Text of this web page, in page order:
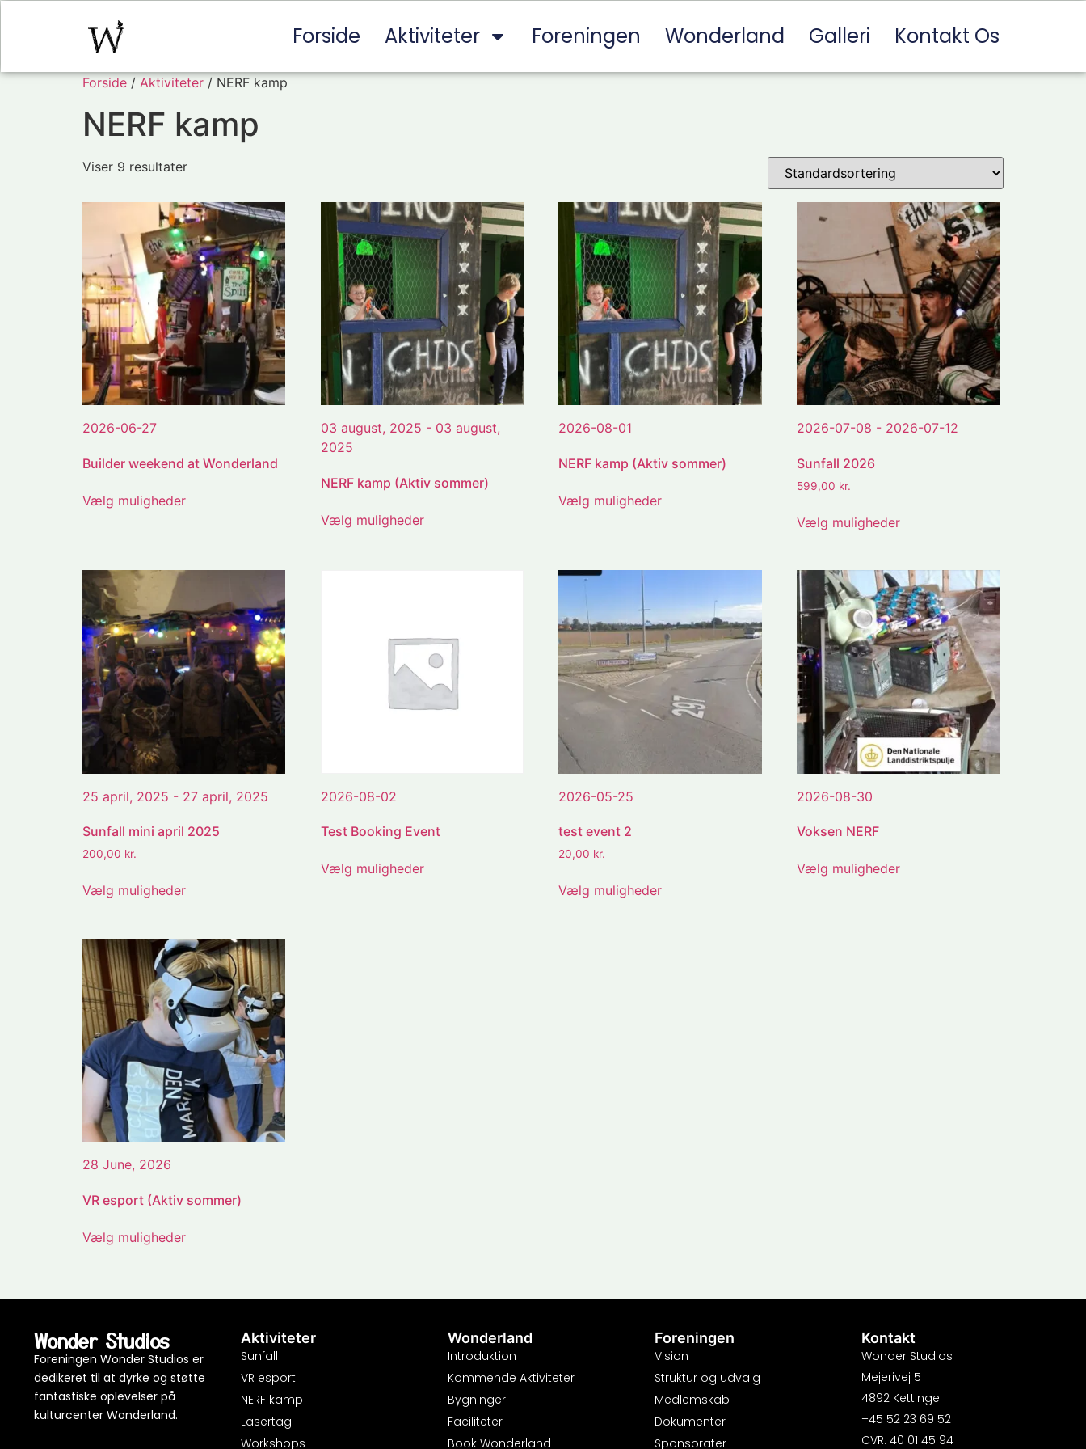
Forside Aktiviteter Foreningen Wonderland Galleri Kontakt Os
Forside / Aktiviteter / NERF kamp
NERF kamp
Viser 9 resultater
2026-06-27
Builder weekend at Wonderland
Vælg muligheder
03 august, 2025 - 03 august,
2025
NERF kamp (Aktiv sommer)
Vælg muligheder
2026-08-01
NERF kamp (Aktiv sommer)
Vælg muligheder
2026-07-08 - 2026-07-12
Sunfall 2026
599,00 kr.
Vælg muligheder
25 april, 2025 - 27 april, 2025
Sunfall mini april 2025
200,00 kr.
Vælg muligheder
2026-08-02
Test Booking Event
Vælg muligheder
2026-05-25
test event 2
20,00 kr.
Vælg muligheder
2026-08-30
Voksen NERF
Vælg muligheder
28 June, 2026
VR esport (Aktiv sommer)
Vælg muligheder
Wonder Studios
Foreningen Wonder Studios er
dedikeret til at dyrke og støtte
fantastiske oplevelser på
kulturcenter Wonderland.
Aktiviteter
Sunfall
VR esport
NERF kamp
Lasertag
Workshops
Wonderland
Introduktion
Kommende Aktiviteter
Bygninger
Faciliteter
Book Wonderland
Foreningen
Vision
Struktur og udvalg
Medlemskab
Dokumenter
Sponsorater
Kontakt
Wonder Studios
Mejerivej 5
4892 Kettinge
+45 52 23 69 52
CVR: 40 01 45 94